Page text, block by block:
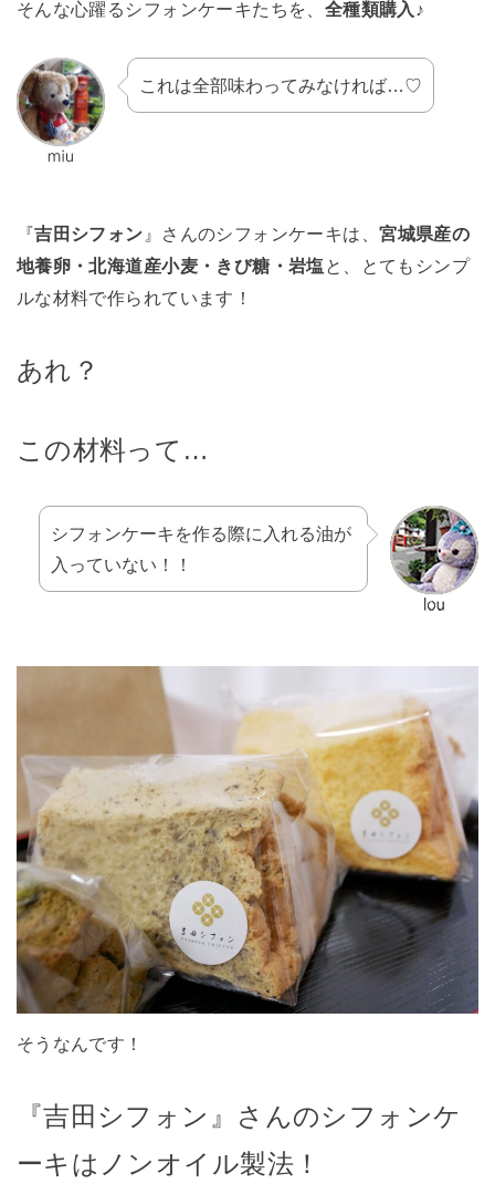
そんな心躍るシフォンケーキたちを、 全種類購入♪
これは全部味わってみなければ…♡
『吉田シフォン 』さんのシフォンケーキは、宮城県産の
地養卵・北海道産小麦・きび糖・岩塩 と、とてもシンプ
ルな材料で作られています！
あれ？
この材料って…
シフォンケーキを作る際に入れる油が
入っていない！！
そうなんです！
『吉田シフォン』さんのシフォンケ
ーキはノンオイル製法！